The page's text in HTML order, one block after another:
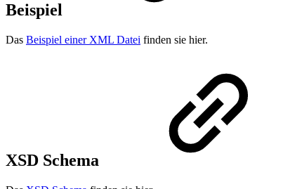
Beispiel
Das Beispiel einer XML Datei finden sie hier.
XSD Schema